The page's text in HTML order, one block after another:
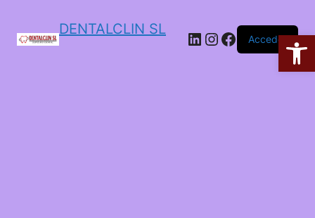
DENTALCLIN SL
Acceder